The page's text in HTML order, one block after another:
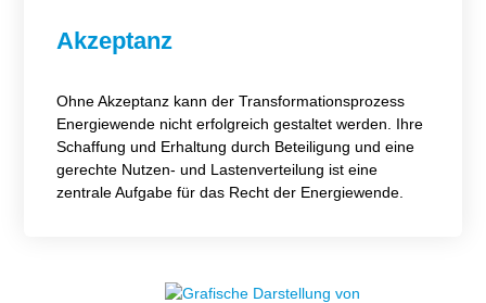
Akzeptanz
Ohne Akzeptanz kann der Transformationsprozess
Energiewende nicht erfolgreich gestaltet werden. Ihre
Schaffung und Erhaltung durch Beteiligung und eine
gerechte Nutzen- und Lastenverteilung ist eine
zentrale Aufgabe für das Recht der Energiewende.